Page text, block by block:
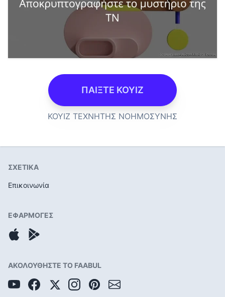
ΠΑΙΞΤΕ ΚΟΥΙΖ
ΚΟΥΙΖ ΤΕΧΝΗΤΗΣ ΝΟΗΜΟΣΥΝΗΣ
ΣΧΕΤΙΚΑ
Επικοινωνία
ΕΦΑΡΜΟΓΕΣ
ΑΚΟΛΟΥΘΗΣΤΕ ΤΟ FAABUL